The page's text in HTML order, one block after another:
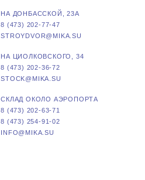
НА ДОНБАССКОЙ, 23А
8 (473) 202-77-47
STROYDVOR@MIKA.SU
НА ЦИОЛКОВСКОГО, 34
8 (473) 202-36-72
STOCK@MIKA.SU
СКЛАД ОКОЛО АЭРОПОРТА
8 (473) 202-63-71
8 (473) 254-91-02
INFO@MIKA.SU